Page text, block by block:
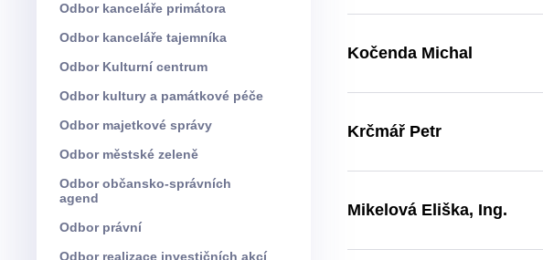
Odbor kanceláře primátora
Odbor kanceláře tajemníka
Odbor Kulturní centrum
Odbor kultury a památkové péče
Odbor majetkové správy
Odbor městské zeleně
Odbor občansko-správních
agend
Odbor právní
Odbor realizace investičních akcí
Kočenda Michal
Krčmář Petr
Mikelová Eliška, Ing.